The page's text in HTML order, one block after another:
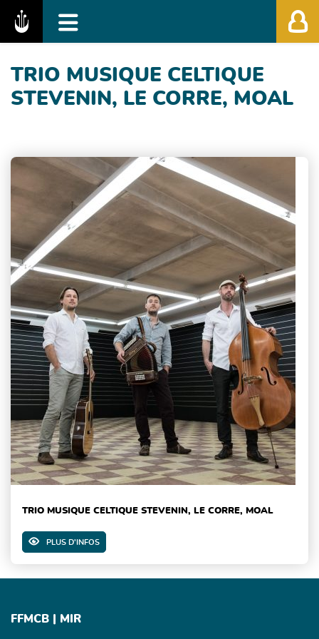
Fédération des Festivals de Musique
TRIO MUSIQUE CELTIQUE
STEVENIN, LE CORRE, MOAL
TRIO MUSIQUE CELTIQUE STEVENIN, LE CORRE, MOAL
PLUS D'INFOS
FFMCB | MIR